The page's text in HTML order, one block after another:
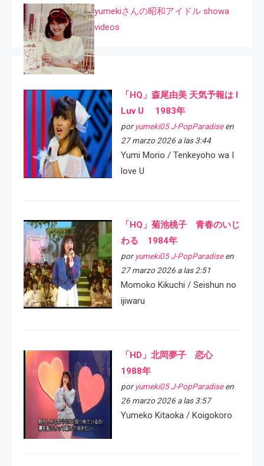
yumekiさんの昭和アイドル showa
videos
「HQ」森尾由美 天気予報は I
Luv U 1983年
por yumeki05 J-PopParadiseen
27 marzo 2026 a las 3:44
Yumi Morio / Tenkeyoho wa I
love U
「HQ」菊池桃子 青春のいじ
わる 1984年
por yumeki05 J-PopParadiseen
27 marzo 2026 a las 2:51
Momoko Kikuchi / Seishun no
ijiwaru
「HD」北岡夢子 恋心
1988年
por yumeki05 J-PopParadiseen
26 marzo 2026 a las 3:57
Yumeko Kitaoka / Koigokoro